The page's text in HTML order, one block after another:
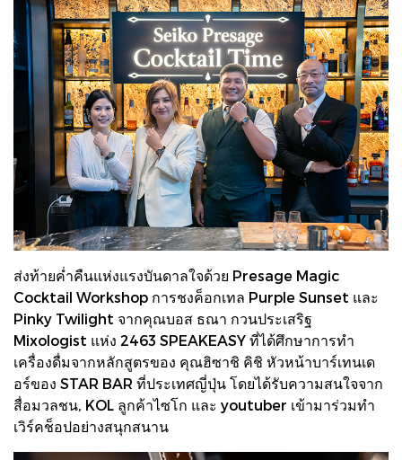
ส่งท้ายค่ำคืนแห่งแรงบันดาลใจด้วย Presage Magic
Cocktail Workshop การชงค็อกเทล Purple Sunset และ
Pinky Twilight จากคุณบอส ธณา กวนประเสริฐ
Mixologist แห่ง 2463 SPEAKEASY ที่ได้ศึกษาการทำ
เครื่องดื่มจากหลักสูตรของ คุณฮิซาชิ คิชิ หัวหน้าบาร์เทนเด
อร์ของ STAR BAR ที่ประเทศญี่ปุ่น โดยได้รับความสนใจจาก
สื่อมวลชน, KOL ลูกค้าไซโก และ youtuber เข้ามาร่วมทำ
เวิร์คช็อปอย่างสนุกสนาน